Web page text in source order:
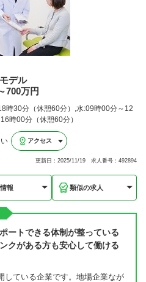
デル
700万円
時30分（休憩60分）,水:09時00分～12
時00分（休憩60分）
アクセス
更新日：2025/11/19 求人番号：492894
報 類似の求人
ートできる体制が整っている
クがある方も安心して働ける
している企業です。地場企業なが